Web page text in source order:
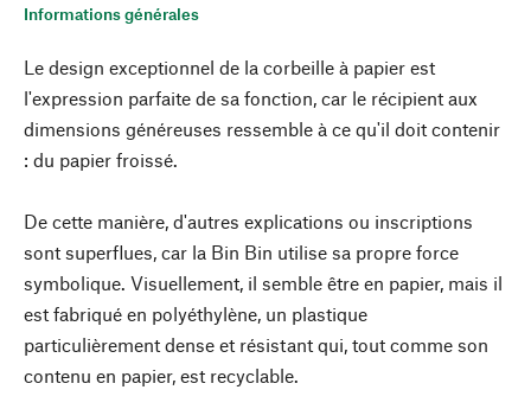
Informations générales
Le design exceptionnel de la corbeille à papier est
l'expression parfaite de sa fonction, car le récipient aux
dimensions généreuses ressemble à ce qu'il doit contenir
: du papier froissé.
De cette manière, d'autres explications ou inscriptions
sont superflues, car la Bin Bin utilise sa propre force
symbolique. Visuellement, il semble être en papier, mais il
est fabriqué en polyéthylène, un plastique
particulièrement dense et résistant qui, tout comme son
contenu en papier, est recyclable.